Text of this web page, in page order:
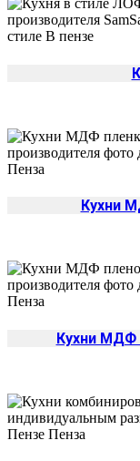
Кухни
Кухни МДФ